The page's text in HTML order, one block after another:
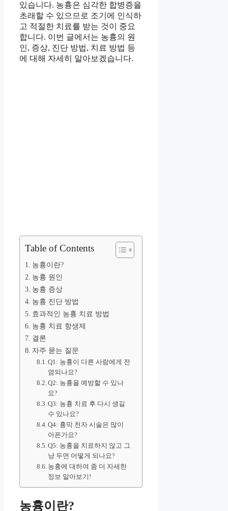
있습니다. 농흉은 심각한 합병증을
초래할 수 있으므로 조기에 인식하
고 적절한 치료를 받는 것이 중요
합니다. 이번 글에서는 농흉의 원
인, 증상, 진단 방법, 치료 방법 등
에 대해 자세히 알아보겠습니다.
Table of Contents
농흉이란?
농흉 원인
농흉 증상
농흉 진단 방법
효과적인 농흉 치료 방법
농흉 치료 항생제
결론
자주 묻는 질문
Q1: 농흉이 다른 사람에게 전
염되나요?
Q2: 농흉을 예방할 수 있나
요?
Q3: 농흉 치료 후 다시 생길
수 있나요?
Q4: 흉막 천자 시술은 많이
아픈가요?
Q5: 농흉을 치료하지 않고 그
냥 두면 어떻게 되나요?
농흉에 대하여 좀 더 자세한
정보 알아보기!
농흉이란?